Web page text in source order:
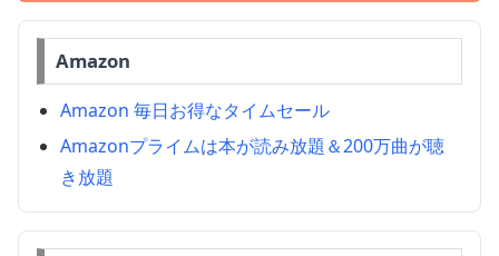
Amazon
Amazon 毎日お得なタイムセール
Amazonプライムは本が読み放題＆200万曲が聴
き放題